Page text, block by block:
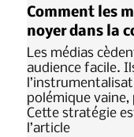
Comment les
noyer dans la
Les médias
audience facile.
polémique
Cette stratégie
l’article